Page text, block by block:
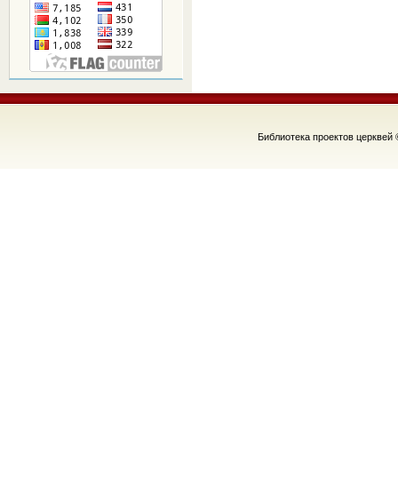
Библиотека проектов церквей